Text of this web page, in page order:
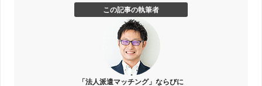
この記事の執筆者
「法人派遣マッチング」ならびに